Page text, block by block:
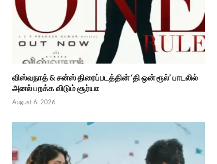
விஸ்வநாத் & சன்ஸ் திரைப்படத்தின் ‘தி ஒன் ரூல்’ பாடலில்
அனல் பறக்க விடும் சூர்யா
August 6, 2026